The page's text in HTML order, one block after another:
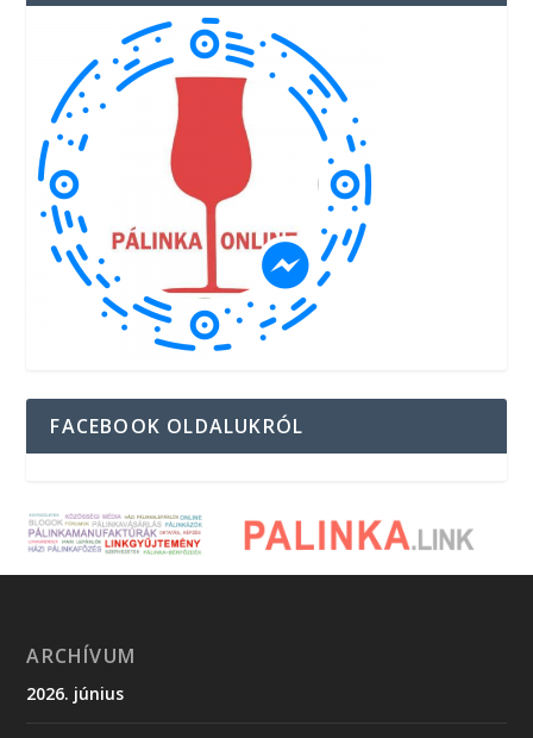
FACEBOOK OLDALUKRÓL
ARCHÍVUM
2026. június